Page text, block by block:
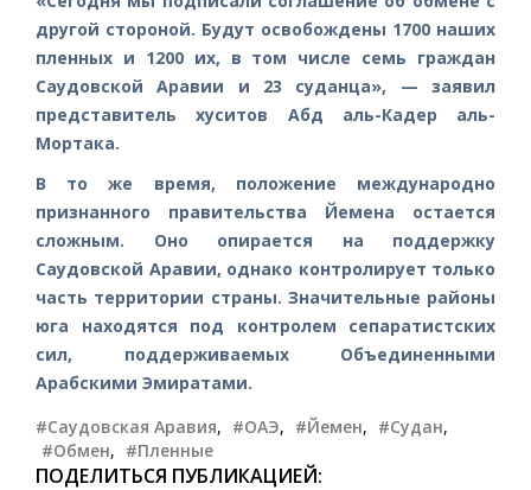
другой стороной. Будут освобождены 1700 наших
пленных и 1200 их, в том числе семь граждан
Саудовской Аравии и 23 суданца», — заявил
представитель хуситов Абд аль-Кадер аль-
Мортака.
В то же время, положение международно
признанного правительства Йемена остается
сложным. Оно опирается на поддержку
Саудовской Аравии, однако контролирует только
часть территории страны. Значительные районы
юга находятся под контролем сепаратистских
сил, поддерживаемых Объединенными
Арабскими Эмиратами.
#Саудовская Аравия, #ОАЭ, #Йемен, #Судан,
#Обмен, #Пленные
ПОДЕЛИТЬСЯ ПУБЛИКАЦИЕЙ: